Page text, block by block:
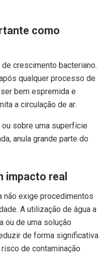
como
crescimento bacteriano.
qualquer processo de
bem espremida e
a circulação de ar.
sobre uma superfície
anula grande parte do
impacto real
não exige procedimentos
A utilização de água a
ou de uma solução
de forma significativa
de contaminação